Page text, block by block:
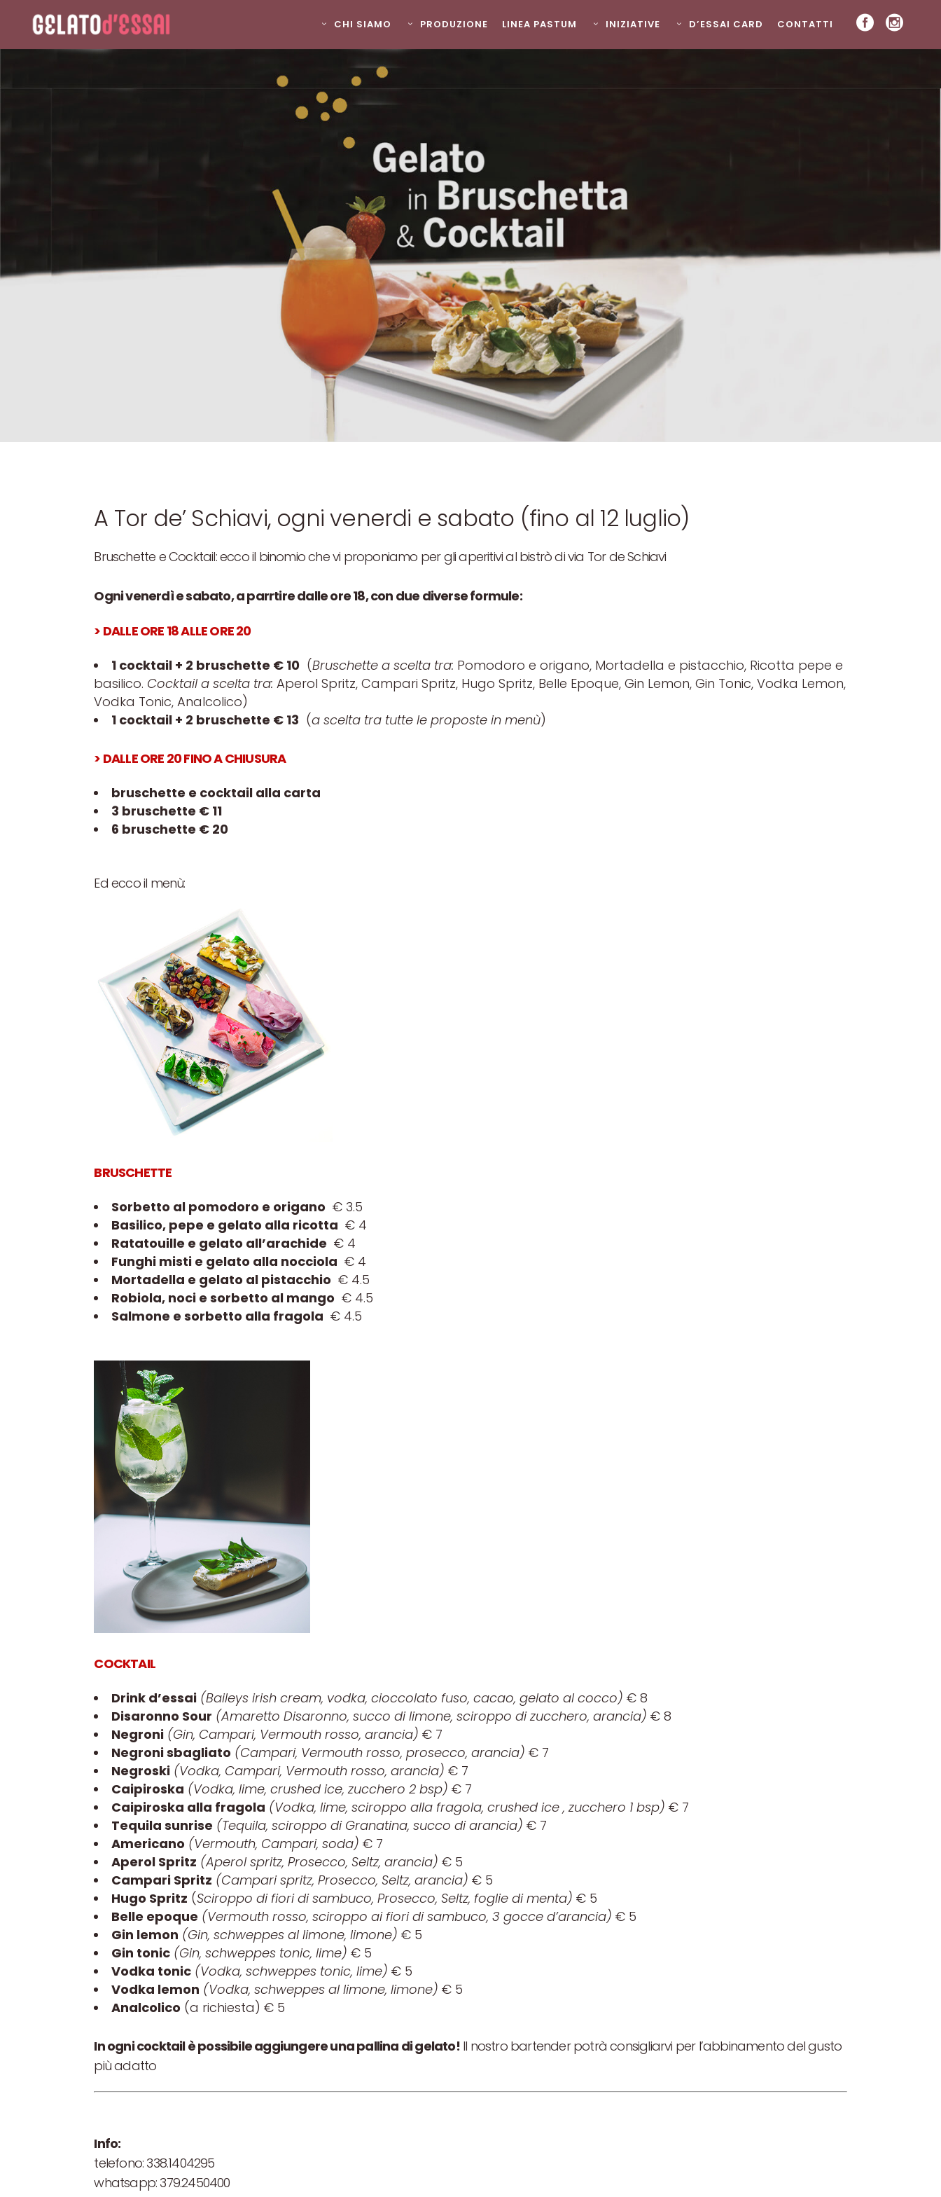
CHI SIAMO PRODUZIONE LINEA PASTUM INIZIATIVE D’ESSAI CARD CONTATTI
A Tor de’ Schiavi, ogni venerdi e sabato (fino al 12 luglio)
Bruschette e Cocktail: ecco il binomio che vi proponiamo per gli aperitivi al bistrò di via Tor de Schiavi
Ogni venerdì e sabato, a parrtire dalle ore 18, con due diverse formule:
> DALLE ORE 18 ALLE ORE 20
1 cocktail + 2 bruschette € 10 (Bruschette a scelta tra: Pomodoro e origano, Mortadella e pistacchio, Ricotta pepe e
basilico. Cocktail a scelta tra:Aperol Spritz, Campari Spritz, Hugo Spritz, Belle Epoque, Gin Lemon, Gin Tonic, Vodka Lemon,
Vodka Tonic, Analcolico)
1 cocktail + 2 bruschette € 13 (a scelta tra tutte le proposte in menù)
> DALLE ORE 20 FINO A CHIUSURA
bruschette e cocktail alla carta
3 bruschette € 11
6 bruschette € 20
Ed ecco il menù:
BRUSCHETTE
Sorbetto al pomodoro e origano € 3.5
Basilico, pepe e gelato alla ricotta € 4
Ratatouille e gelato all’arachide € 4
Funghi misti e gelato alla nocciola € 4
Mortadella e gelato al pistacchio € 4.5
Robiola, noci e sorbetto al mango € 4.5
Salmone e sorbetto alla fragola € 4.5
COCKTAIL
Drink d’essai (Baileys irish cream, vodka, cioccolato fuso, cacao, gelato al cocco)€ 8
Disaronno Sour (Amaretto Disaronno, succo di limone, sciroppo di zucchero, arancia)€ 8
Negroni (Gin, Campari, Vermouth rosso, arancia) € 7
Negroni sbagliato (Campari, Vermouth rosso, prosecco, arancia) € 7
Negroski (Vodka, Campari, Vermouth rosso, arancia) € 7
Caipiroska (Vodka, lime, crushed ice, zucchero 2 bsp) € 7
Caipiroska alla fragola (Vodka, lime, sciroppo alla fragola, crushed ice , zucchero 1 bsp) € 7
Tequila sunrise (Tequila, sciroppo di Granatina, succo di arancia) € 7
Americano (Vermouth, Campari, soda) € 7
Aperol Spritz (Aperol spritz, Prosecco, Seltz, arancia) € 5
Campari Spritz (Campari spritz, Prosecco, Seltz, arancia) € 5
Hugo Spritz (Sciroppo di fiori di sambuco, Prosecco, Seltz, foglie di menta) € 5
Belle epoque (Vermouth rosso, sciroppo ai fiori di sambuco, 3 gocce d’arancia) € 5
Gin lemon (Gin, schweppes al limone, limone) € 5
Gin tonic (Gin, schweppes tonic, lime) € 5
Vodka tonic (Vodka, schweppes tonic, lime) € 5
Vodka lemon (Vodka, schweppes al limone, limone) € 5
Analcolico (a richiesta) € 5
In ogni cocktail è possibile aggiungere una pallina di gelato!Il nostro bartender potrà consigliarvi per l’abbinamento del gusto
più adatto
Info:
telefono: 338.1404295
whatsapp: 379.2450400